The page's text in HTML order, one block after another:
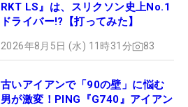
RKT LS』は、スリクソン史上No.1
ドライバー!?【打ってみた】
2026年8月5日 (水) 11時31分 83
古いアイアンで「90の壁」に悩む
男が激変！PING『G740』アイアン